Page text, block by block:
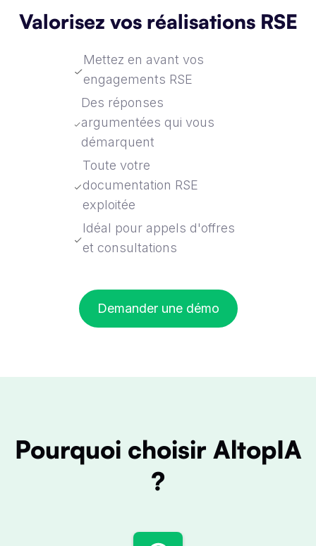
Valorisez vos réalisations RSE
Mettez en avant vos
engagements RSE
Des réponses
argumentées qui vous
démarquent
Toute votre
documentation RSE
exploitée
Idéal pour appels d'offres
et consultations
Demander une démo
Pourquoi choisir AltopIA
?